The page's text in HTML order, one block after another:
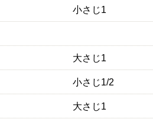
小さじ1
大さじ1
小さじ1/2
大さじ1